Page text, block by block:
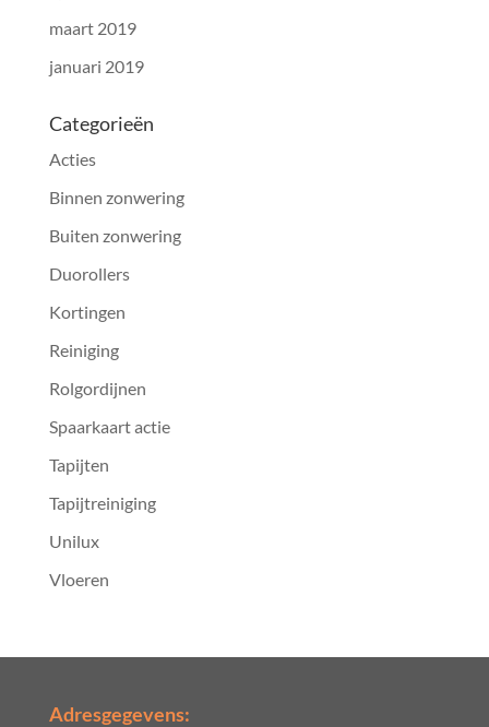
maart 2019
januari 2019
Categorieën
Acties
Binnen zonwering
Buiten zonwering
Duorollers
Kortingen
Reiniging
Rolgordijnen
Spaarkaart actie
Tapijten
Tapijtreiniging
Unilux
Vloeren
Adresgegevens: